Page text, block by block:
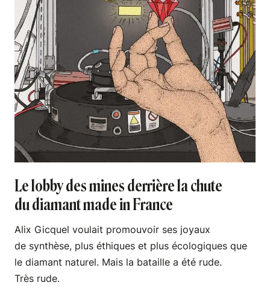
Le lobby des mines derrière la chute
du diamant made in France
Alix Gicquel voulait promouvoir ses joyaux
de synthèse, plus éthiques et plus écologiques que
le diamant naturel. Mais la bataille a été rude.
Très rude.